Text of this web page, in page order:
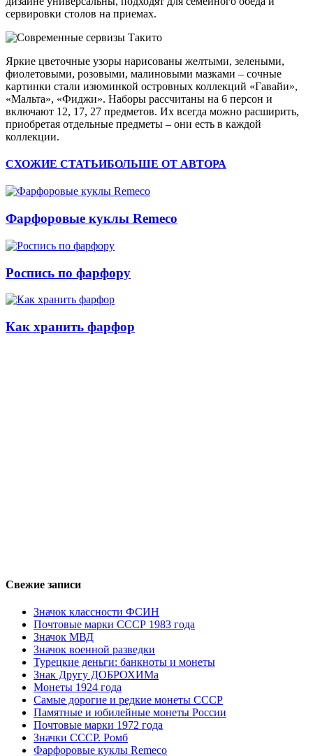
сервировки столов на приемах.
Яркие цветочные узоры нарисованы желтыми, зелеными,
фиолетовыми, розовыми, малиновыми мазками – сочные
картинки стали изюминкой островных коллекций «Гавайи»,
«Мальта», «Фиджи». Наборы рассчитаны на 6 персон и
включают 12, 17, 27 предметов. Их всегда можно расширить,
приобретая отдельные предметы – они есть в каждой
коллекции.
СХОЖИЕ СТАТЬИБОЛЬШЕ ОТ АВТОРА
Фарфоровые куклы Remeco
Роспись по фарфору
Как хранить фарфор
Свежие записи
Значок классности ФСИН
Почтовые марки СССР 1983 года
Значок МВД
Значок военной разведки
Турецкие деньги: банкноты и монеты
Знак Другу ДОБРОХИМа
Монеты 1924 года
Самые дорогие и редкие монеты СССР
Памятные и юбилейные монеты России
Почтовые марки 1972 года
Значки СССР. Ромб
Фарфоровые куклы Remeco